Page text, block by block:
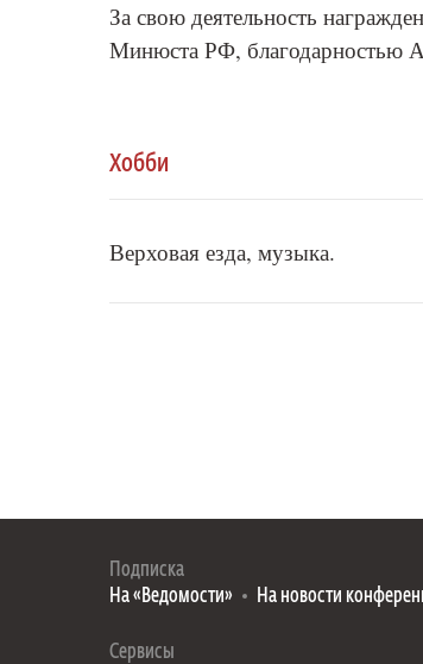
За свою деятельность
Минюста РФ, благодарностью
Хобби
Верховая езда, музыка.
Подписка
На «Ведомости»
На новости
Сервисы